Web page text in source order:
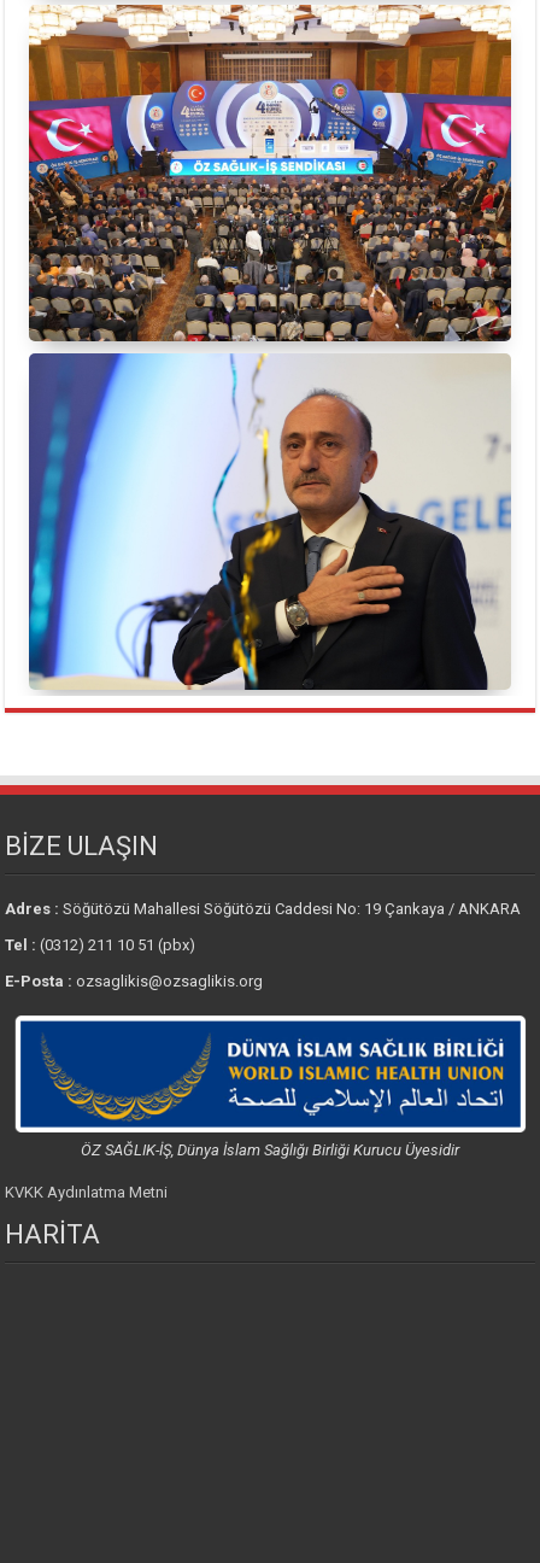
BİZE ULAŞIN
Adres :Söğütözü Mahallesi Söğütözü Caddesi No: 19 Çankaya / ANKARA
Tel : (0312) 211 10 51 (pbx)
E-Posta : ozsaglikis@ozsaglikis.org
ÖZ SAĞLIK-İŞ, Dünya İslam Sağlığı Birliği Kurucu Üyesidir
KVKK Aydınlatma Metni
HARİTA